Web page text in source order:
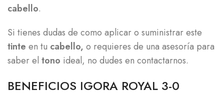
cabello.
Si tienes dudas de como aplicar o suministrar este
tinte en tu cabello, o requieres de una asesoría para
saber el tono ideal, no dudes en contactarnos.
BENEFICIOS IGORA ROYAL 3-0